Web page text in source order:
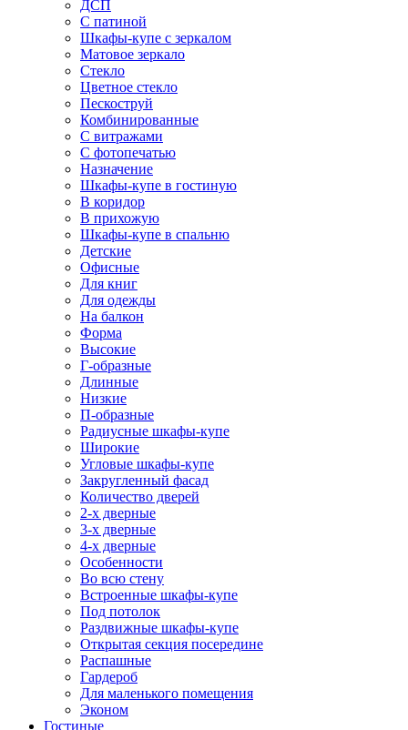
ДСП
С патиной
Шкафы-купе с зеркалом
Матовое зеркало
Стекло
Цветное стекло
Пескоструй
Комбинированные
С витражами
С фотопечатью
Назначение
Шкафы-купе в гостиную
В коридор
В прихожую
Шкафы-купе в спальню
Детские
Офисные
Для книг
Для одежды
На балкон
Форма
Высокие
Г-образные
Длинные
Низкие
П-образные
Радиусные шкафы-купе
Широкие
Угловые шкафы-купе
Закругленный фасад
Количество дверей
2-х дверные
3-х дверные
4-х дверные
Особенности
Во всю стену
Встроенные шкафы-купе
Под потолок
Раздвижные шкафы-купе
Открытая секция посередине
Распашные
Гардероб
Для маленького помещения
Эконом
Гостиные